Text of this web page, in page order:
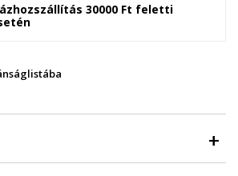
30000 Ft feletti